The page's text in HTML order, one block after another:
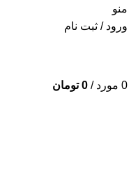
منو
ورود / ثبت نام
0 مورد /
0 تومان